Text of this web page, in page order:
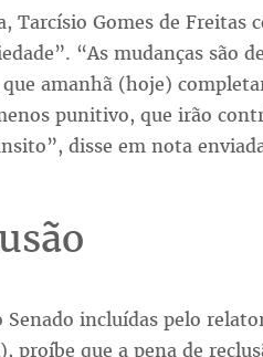
Gomes de Freitas
“As mudanças são
amanhã (hoje)
punitivo, que irão
disse em nota
incluídas pelo
proíbe que a pena de